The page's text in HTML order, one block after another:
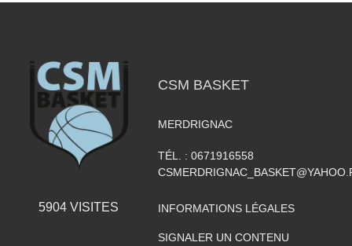
5904 VISITES
CSM BASKET
MERDRIGNAC
TÉL. : 0671916558
INFORMATIONS LÉGALES
SIGNALER UN CONTENU